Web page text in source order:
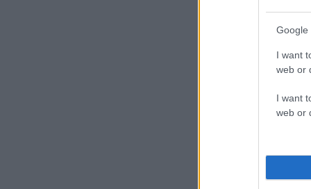
Google
I want
web or
I want
web or